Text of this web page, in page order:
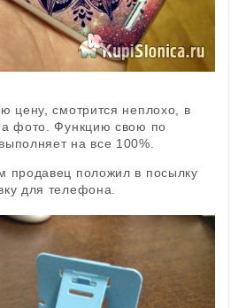
цену, смотрится неплохо, в
фото. Функцию свою по
на все 100%.
продавец положил в посылку
для телефона.